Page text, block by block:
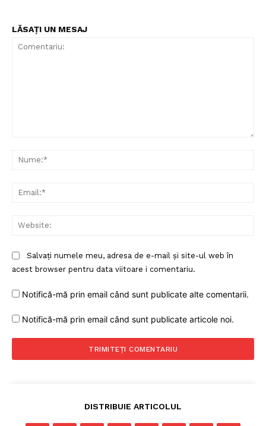
LĂSAȚI UN MESAJ
Salvați numele meu, adresa de e-mail și site-ul web în
acest browser pentru data viitoare i comentariu.
Notifică-mă prin email când sunt publicate alte comentarii.
Notifică-mă prin email când sunt publicate articole noi.
DISTRIBUIE ARTICOLUL